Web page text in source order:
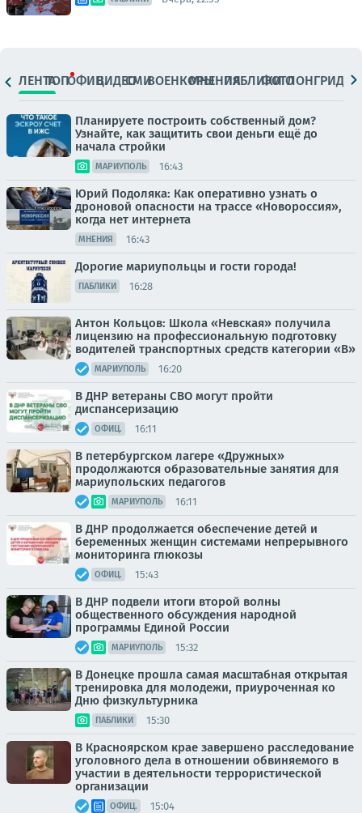
ЛЕНТАТОПОФИЦ.ВИДЕОСМИВОЕНКОРЫМНЕНИЯПАБЛИКИ
ФОТОЛОНГРИДЫ
Планируете построить собственный дом?
Узнайте, как защитить свои деньги ещё до
начала стройки
МАРИУПОЛЬ 16:43
Юрий Подоляка: Как оперативно узнать о
дроновой опасности на трассе «Новороссия»,
когда нет интернета
МНЕНИЯ 16:43
Дорогие мариупольцы и гости города!
ПАБЛИКИ 16:28
Антон Кольцов: Школа «Невская» получила
лицензию на профессиональную подготовку
водителей транспортных средств категории «В»
МАРИУПОЛЬ 16:20
В ДНР ветераны СВО могут пройти
диспансеризацию
ОФИЦ. 16:11
В петербургском лагере «Дружных»
продолжаются образовательные занятия для
мариупольских педагогов
МАРИУПОЛЬ 16:11
В ДНР продолжается обеспечение детей и
беременных женщин системами непрерывного
мониторинга глюкозы
ОФИЦ. 15:43
В ДНР подвели итоги второй волны
общественного обсуждения народной
программы Единой России
МАРИУПОЛЬ 15:32
В Донецке прошла самая масштабная открытая
тренировка для молодежи, приуроченная ко
Дню физкультурника
ПАБЛИКИ 15:30
В Красноярском крае завершено расследование
уголовного дела в отношении обвиняемого в
участии в деятельности террористической
организации
ОФИЦ. 15:04